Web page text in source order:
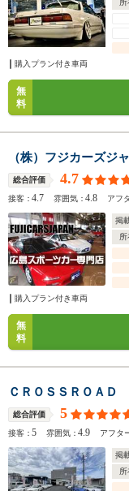
購入プラン付き車両
無
料
（株）フジカーズ
総合評価 4.7
接客：4.7 雰囲気：4.8 アフ
掲
購入プラン付き車両
無
料
ＣＲＯＳＳＲＯＡＤ
総合評価 5
接客：5 雰囲気：4.9 アフタ
掲